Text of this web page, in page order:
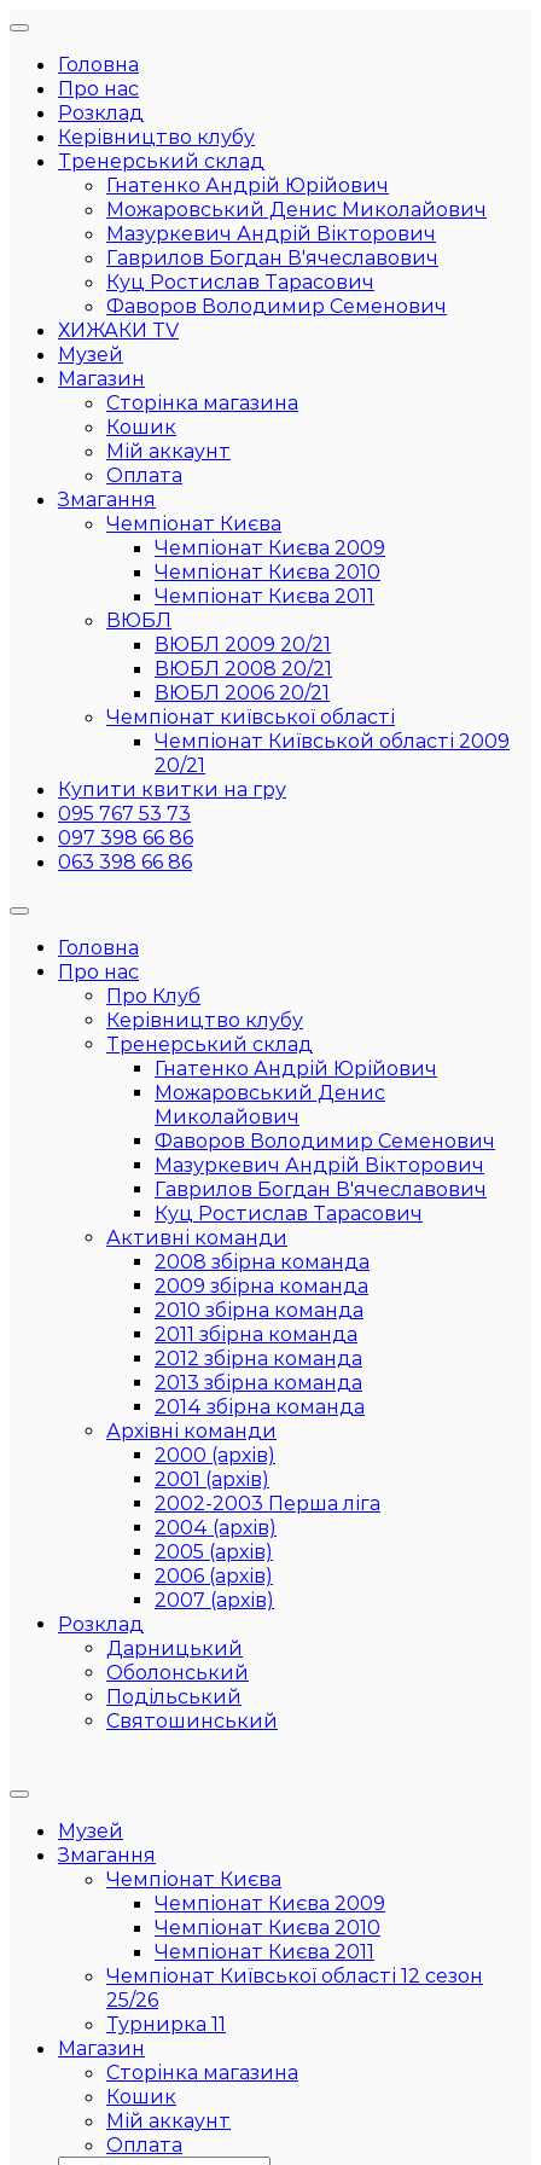
Головна
Про нас
Розклад
Керівництво клубу
Тренерський склад
Гнатенко Андрій Юрійович
Можаровський Денис Миколайович
Мазуркевич Андрій Вікторович
Гаврилов Богдан В'ячеславович
Куц Ростислав Тарасович
Фаворов Володимир Семенович
ХИЖАКИ TV
Музей
Магазин
Сторінка магазина
Кошик
Мій аккаунт
Оплата
Змагання
Чемпіонат Києва
Чемпіонат Києва 2009
Чемпіонат Києва 2010
Чемпіонат Києва 2011
ВЮБЛ
ВЮБЛ 2009 20/21
ВЮБЛ 2008 20/21
ВЮБЛ 2006 20/21
Чемпіонат київської області
Чемпіонат Київськой області 2009
20/21
Купити квитки на гру
095 767 53 73
097 398 66 86
063 398 66 86
Головна
Про нас
Про Клуб
Керівництво клубу
Тренерський склад
Гнатенко Андрій Юрійович
Можаровський Денис
Миколайович
Фаворов Володимир Семенович
Мазуркевич Андрій Вікторович
Гаврилов Богдан В'ячеславович
Куц Ростислав Тарасович
Активні команди
2008 збірна команда
2009 збірна команда
2010 збірна команда
2011 збірна команда
2012 збірна команда
2013 збірна команда
2014 збірна команда
Архівні команди
2000 (архів)
2001 (архів)
2002-2003 Перша ліга
2004 (архів)
2005 (архів)
2006 (архів)
2007 (архів)
Розклад
Дарницький
Оболонський
Подільський
Святошинський
Музей
Змагання
Чемпіонат Києва
Чемпіонат Києва 2009
Чемпіонат Києва 2010
Чемпіонат Києва 2011
Чемпіонат Київської області 12 сезон
25/26
Турнирка 11
Магазин
Сторінка магазина
Кошик
Мій аккаунт
Оплата